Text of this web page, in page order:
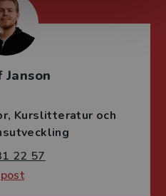
Kurslitteratur och
22 57